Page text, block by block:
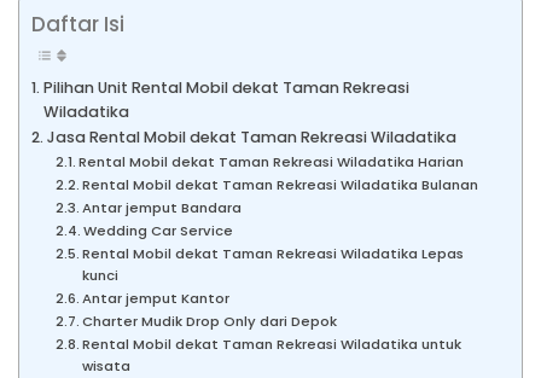
Daftar Isi
Pilihan Unit Rental Mobil dekat Taman Rekreasi
Wiladatika
Jasa Rental Mobil dekat Taman Rekreasi Wiladatika
Rental Mobil dekat Taman Rekreasi Wiladatika Harian
Rental Mobil dekat Taman Rekreasi Wiladatika Bulanan
Antar jemput Bandara
Wedding Car Service
Rental Mobil dekat Taman Rekreasi Wiladatika Lepas
kunci
Antar jemput Kantor
Charter Mudik Drop Only dari Depok
Rental Mobil dekat Taman Rekreasi Wiladatika untuk
wisata